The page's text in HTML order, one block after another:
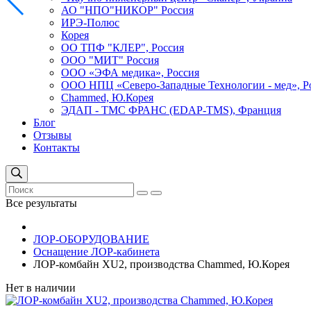
АО "НПО"НИКОР" Россия
ИРЭ-Полюс
Корея
ОО ТПФ "КЛЕР", Россия
ООО "МИТ" Россия
ООО «ЭФА медика», Россия
ООО НПЦ «Северо-Западные Технологии - мед»,
Сhammed, Ю.Корея
ЭДАП - ТМС ФРАНС (EDAP-TMS), Франция
Блог
Отзывы
Контакты
Все результаты
ЛОР-ОБОРУДОВАНИЕ
Оснащение ЛОР-кабинета
ЛОР-комбайн XU2, производства Сhammed, Ю.Корея
Нет в наличии